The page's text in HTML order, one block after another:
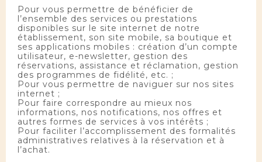
Pour vous permettre de bénéficier de
l’ensemble des services ou prestations
disponibles sur le site internet de notre
établissement, son site mobile, sa boutique et
ses applications mobiles : création d’un compte
utilisateur, e-newsletter, gestion des
réservations, assistance et réclamation, gestion
des programmes de fidélité, etc. ;
Pour vous permettre de naviguer sur nos sites
internet ;
Pour faire correspondre au mieux nos
informations, nos notifications, nos offres et
autres formes de services à vos intérêts ;
Pour faciliter l’accomplissement des formalités
administratives relatives à la réservation et à
l’achat.